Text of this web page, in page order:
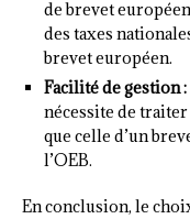
de brevet
des taxes
brevet européen.
Facilité de gestion :
nécessite de
que celle d’un
l’OEB.
En conclusion, le